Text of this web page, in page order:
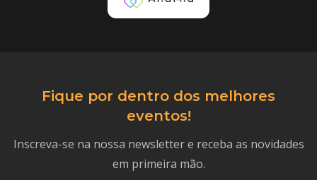
Fique por dentro dos melhores
eventos!
Inscreva-se na nossa newsletter e receba as novidades
em primeira mão.